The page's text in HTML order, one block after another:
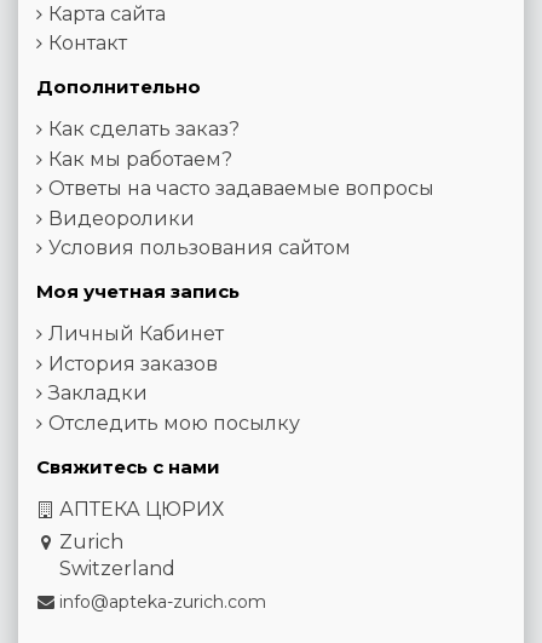
Карта сайта
Контакт
Дополнительно
Как сделать заказ?
Как мы работаем?
Ответы на часто задаваемые вопросы
Видеоролики
Условия пользования сайтом
Моя учетная запись
Личный Кабинет
История заказов
Закладки
Отследить мою посылку
Свяжитесь с нами
АПТЕКА ЦЮРИХ
Zurich
Switzerland
info@apteka-zurich.com